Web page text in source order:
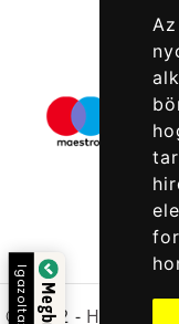
© 2022 - Halcatraz
Igazolta: